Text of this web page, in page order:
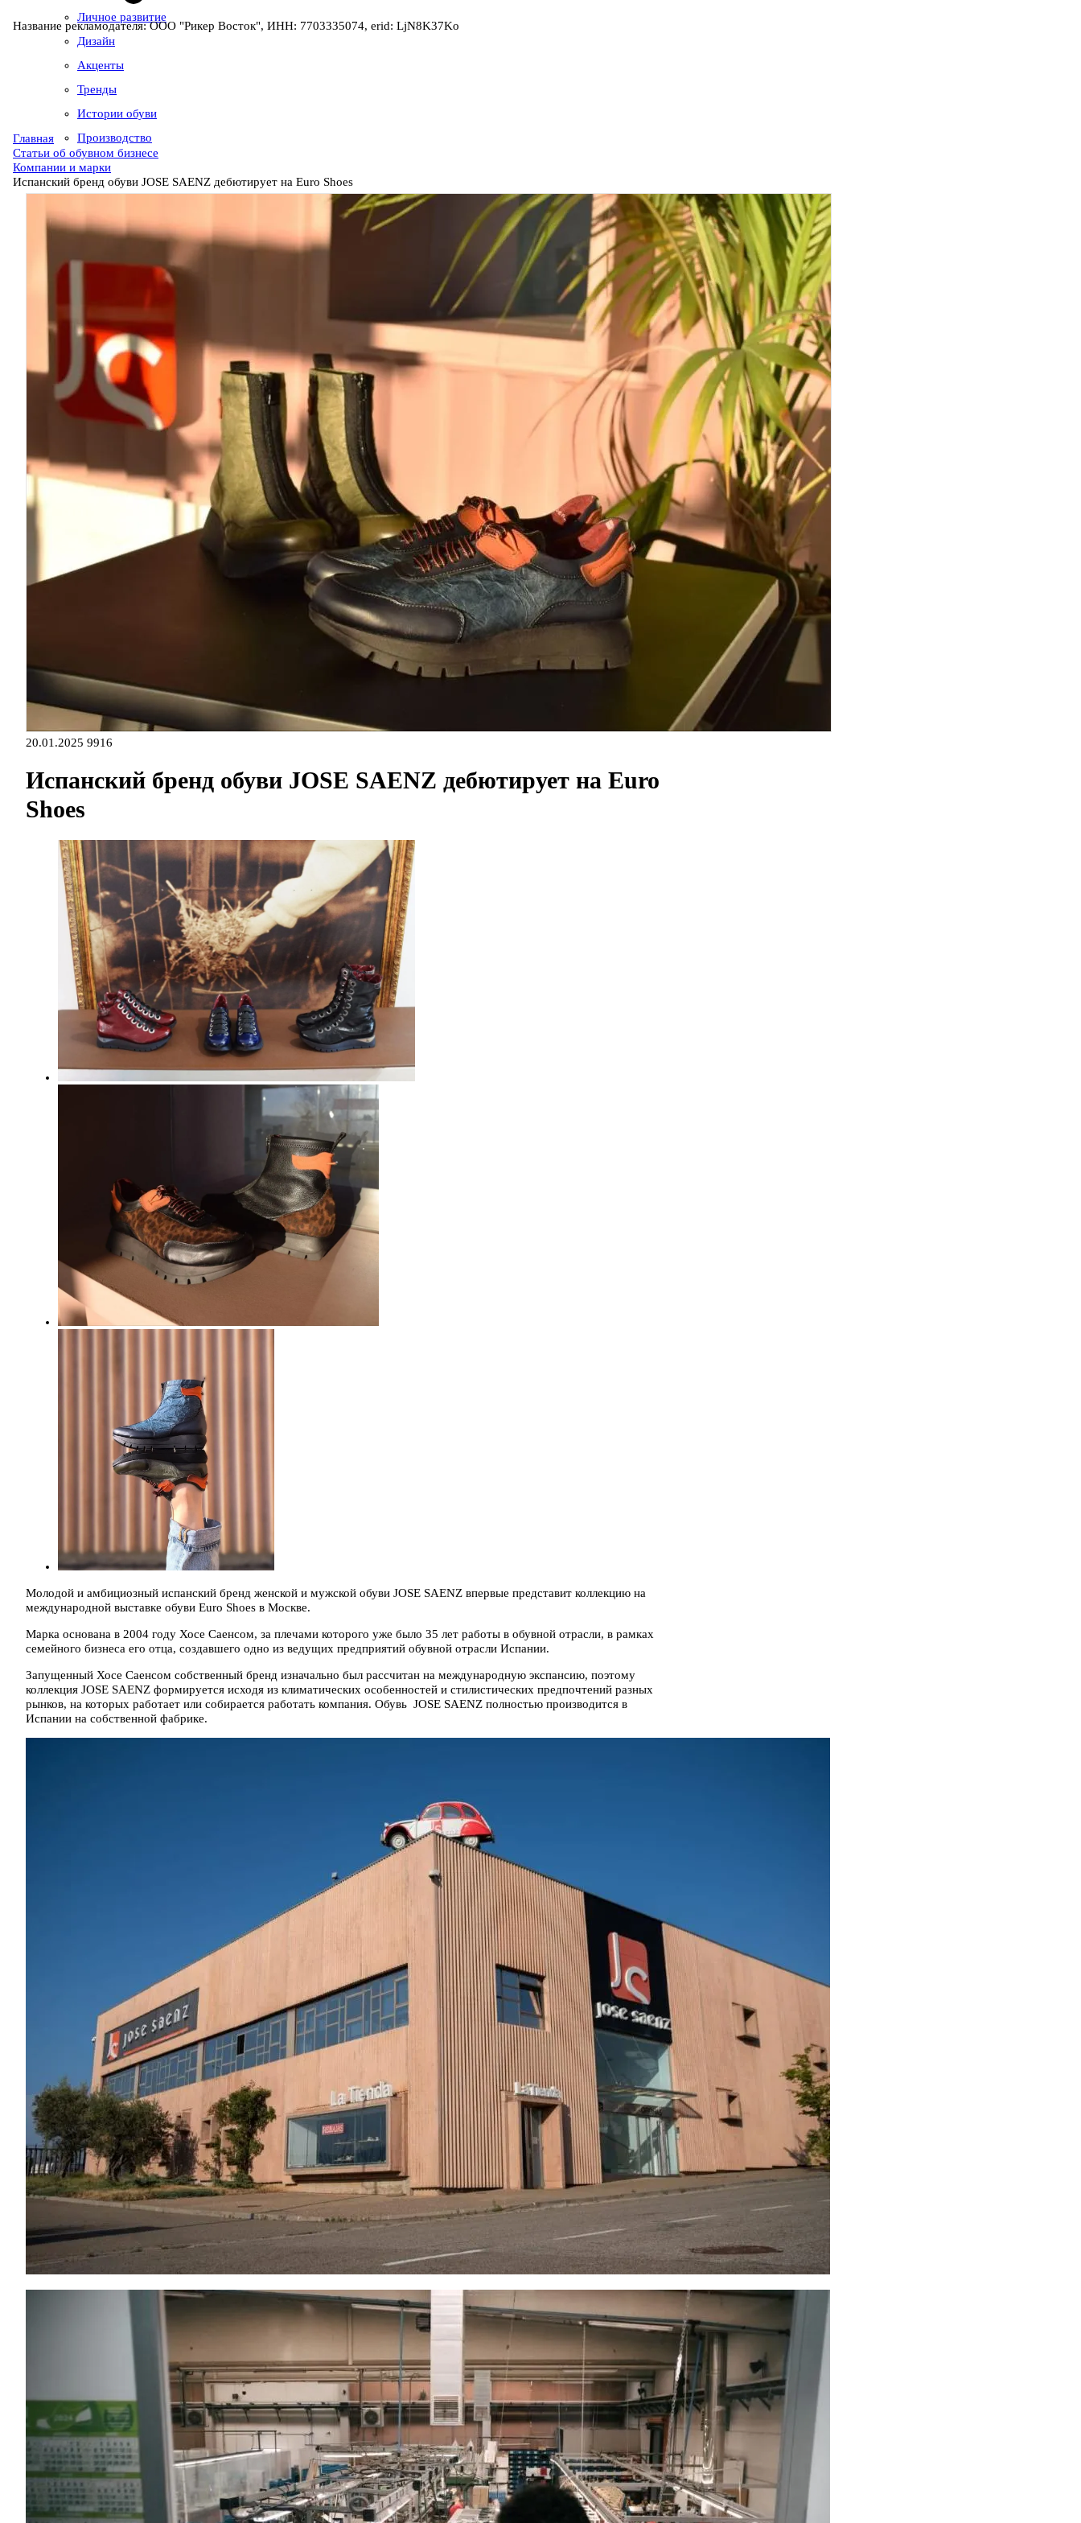
Личное развитие
Дизайн
Акценты
Тренды
Истории обуви
Производство
Название рекламодателя: ООО "Рикер Восток", ИНН: 7703335074, erid: LjN8K37Ko
Главная
Статьи об обувном бизнесе
Компании и марки
Испанский бренд обуви JOSE SAENZ дебютирует на Euro Shoes
20.01.2025 9916
Испанский бренд обуви JOSE SAENZ дебютирует на Euro
Shoes
Молодой и амбициозный испанский бренд женской и мужской обуви JOSE SAENZ впервые представит коллекцию на
международной выставке обуви Euro Shoes в Москве.
Марка основана в 2004 году Хосе Саенсом, за плечами которого уже было 35 лет работы в обувной отрасли, в рамках
семейного бизнеса его отца, создавшего одно из ведущих предприятий обувной отрасли Испании.
Запущенный Хосе Саенсом собственный бренд изначально был рассчитан на международную экспансию, поэтому
коллекция JOSE SAENZ формируется исходя из климатических особенностей и стилистических предпочтений разных
рынков, на которых работает или собирается работать компания. Обувь JOSE SAENZ полностью производится в
Испании на собственной фабрике.